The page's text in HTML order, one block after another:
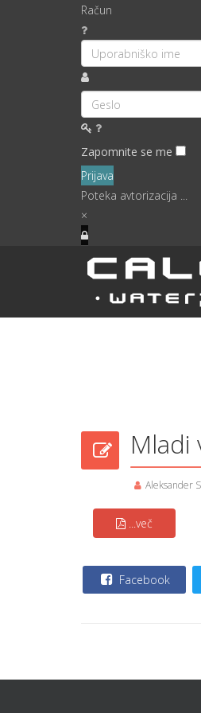
Račun
Zapomnite se me
Prijava
Poteka avtorizacija ...
×
Mladi
Aleksander
...več
Facebook